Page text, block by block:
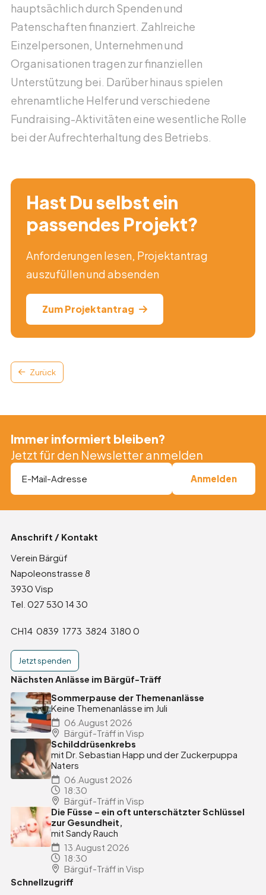
hauptsächlich durch Spenden und
Patenschaften finanziert. Zahlreiche
Einzelpersonen, Unternehmen und
Organisationen tragen zur finanziellen
Unterstützung bei. Darüber hinaus spielen
ehrenamtliche Helfer und verschiedene
Fundraising-Aktivitäten eine wesentliche Rolle
bei der Aufrechterhaltung des Betriebs.
Hast Du selbst ein
passendes Projekt?
Anforderungen lesen, Projektantrag
auszufüllen und absenden
Zum Projektantrag
Zurück
Immer informiert bleiben?
Jetzt für den Newsletter anmelden
Anschrift / Kontakt
Verein Bärgüf
Napoleonstrasse 8
3930 Visp
Tel. 027 530 14 30
CH14 0839 1773 3824 3180 0
Jetzt spenden
Nächsten Anlässe im Bärgüf-Träff
Sommerpause der Themenanlässe
Keine Themenanlässe im Juli
06.August 2026
Bärgüf-Träff in Visp
Schilddrüsenkrebs
mit Dr. Sebastian Happ und der Zuckerpuppa
Naters
06.August 2026
18:30
Bärgüf-Träff in Visp
Die Füsse – ein oft unterschätzter Schlüssel
zur Gesundheit,
mit Sandy Rauch
13.August 2026
18:30
Bärgüf-Träff in Visp
Schnellzugriff